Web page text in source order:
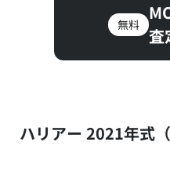
無料
査
ハリアー 2021年式